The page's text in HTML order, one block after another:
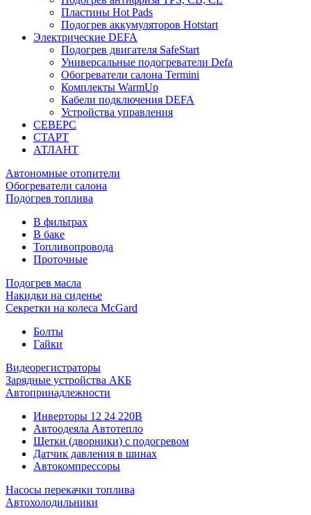
Пластины Hot Pads
Подогрев аккумуляторов Hotstart
Электрические DEFA
Подогрев двигателя SafeStart
Универсальные подогреватели Defa
Обогреватели салона Termini
Комплекты WarmUp
Кабели подключения DEFA
Устройства управления
СЕВЕРС
СТАРТ
АТЛАНТ
Автономные отопители
Обогреватели салона
Подогрев топлива
В фильтрах
В баке
Топливопровода
Проточные
Подогрев масла
Накидки на сиденье
Секретки на колеса McGard
Болты
Гайки
Видеорегистраторы
Зарядные устройства АКБ
Автопринадлежности
Инверторы 12 24 220В
Автоодеяла Автотепло
Щетки (дворники) с подогревом
Датчик давления в шинах
Автокомпрессоры
Насосы перекачки топлива
Автохолодильники